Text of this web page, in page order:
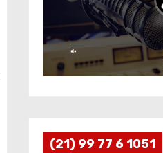
(21) 99 77 6 1051